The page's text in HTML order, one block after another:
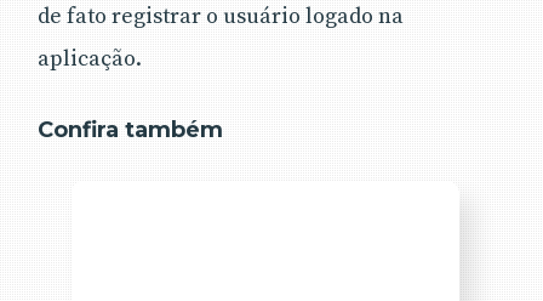
de fato registrar o usuário logado na
aplicação.
Confira também